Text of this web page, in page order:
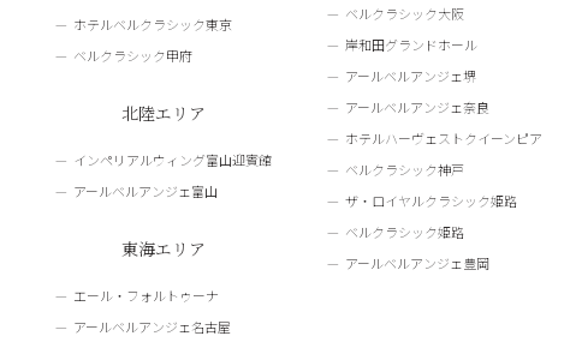
ホテルベルクラシック東京
ベルクラシック甲府
北陸エリア
インペリアルウィング富山迎賓館
アールベルアンジェ富山
東海エリア
エール・フォルトゥーナ
アールベルアンジェ名古屋
ベルクラシック大阪
岸和田グランドホール
アールベルアンジェ堺
アールベルアンジェ奈良
ホテルハーヴェストクイーンピア
ベルクラシック神戸
ザ・ロイヤルクラシック姫路
ベルクラシック姫路
アールベルアンジェ豊岡